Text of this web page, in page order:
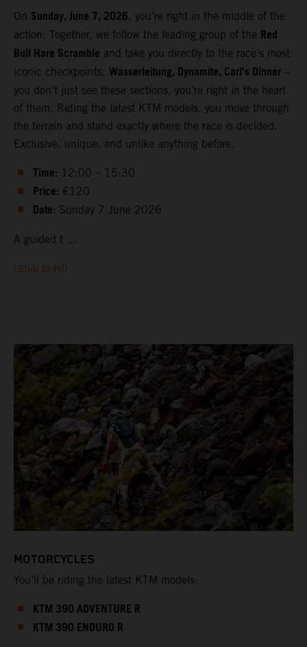
On Sunday, June 7, 2026, you’re right in the middle of the
action: Together, we follow the leading group of the Red
Bull Hare Scramble and take you directly to the race’s most
iconic checkpoints. Wasserleitung, Dynamite, Carl’s Dinner –
you don’t just see these sections, you’re right in the heart
of them. Riding the latest KTM models, you move through
the terrain and stand exactly where the race is decided.
Exclusive, unique, and unlike anything before.
Time: 12:00 – 15:30
Price: €120
Date: Sunday 7 June 2026
A guided t ...
LEGGI DI PIÙ
MOTORCYCLES
You’ll be riding the latest KTM models:
KTM 390 ADVENTURE R
KTM 390 ENDURO R